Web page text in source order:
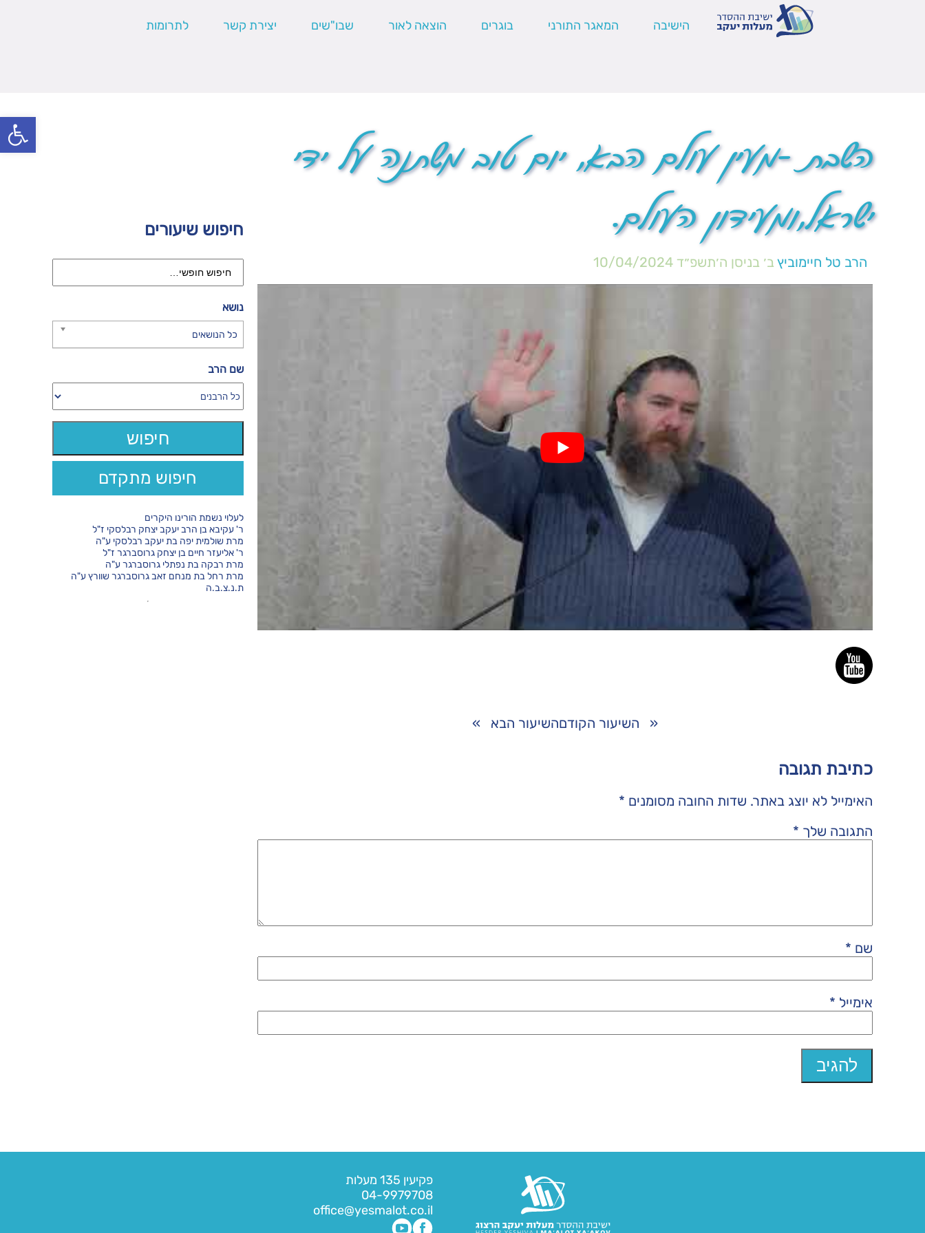
פתח
הישיבה המאגר התורני בוגרים הוצאה לאור שבו"שים יצירת קשר לתרומות
השבת -מעין עולם הבא, יום טוב משתנה על ידי
ישראל,ומעידון העולם.
הרב טל חיימוביץ ב׳ בניסן ה׳תשפ״ד 10/04/2024
« השיעור הקודםהשיעור הבא »
כתיבת תגובה
האימייל לא יוצג באתר. שדות החובה מסומנים *
התגובה שלך *
שם *
אימייל *
חיפוש שיעורים
נושא
כל הנושאים
שם הרב
חיפוש מתקדם
לעלוי נשמת הורינו היקרים
ר' עקיבא בן הרב יעקב יצחק רבלסקי ז"ל
מרת שולמית יפה בת יעקב רבלסקי ע"ה
ר' אליעזר חיים בן יצחק גרוסברגר ז"ל
מרת רבקה בת נפתלי גרוסברגר ע"ה
מרת רחל בת מנחם זאב גרוסברגר שוורץ ע"ה
ת.נ.צ.ב.ה
פקיעין 135 מעלות
04-9979708
office@yesmalot.co.il